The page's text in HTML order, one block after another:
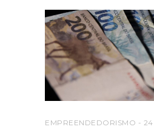
EMPREENDEDORISMO